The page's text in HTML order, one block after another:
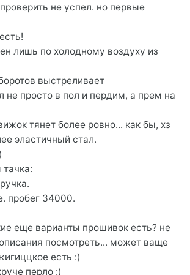
не успел. но первые
лишь по холодному воздуху из
выстреливает
не просто в пол и пердим, а прем на
тянет более ровно... как бы, хз
эластичный стал.
пробег 34000.
еще варианты прошивок есть? не
посмотреть... может ваще
есть :)
перло :)